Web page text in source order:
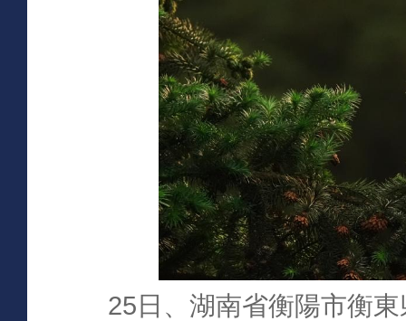
25日、湖南省衡陽市衡